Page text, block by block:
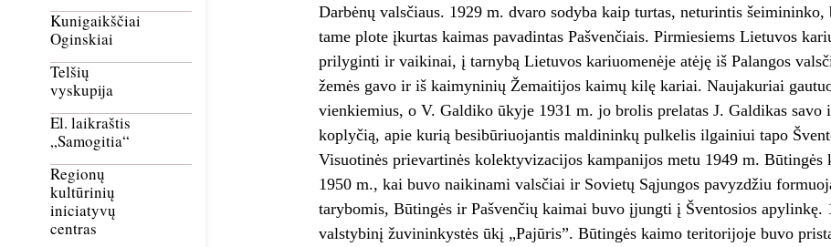
Kunigaikščiai
Oginskiai
Telšių
vyskupija
El. laikraštis
„Samogitia“
Regionų
kultūrinių
iniciatyvų
centras
Darbėnų valsčiaus. 1929 m. dvaro sodyba kaip turtas, neturintis
tame plote įkurtas kaimas pavadintas Pašvenčiais. Pirmiesiems Lietuvos
prilyginti ir vaikinai, į tarnybą Lietuvos kariuomenėje atėję iš Palangos
žemės gavo ir iš kaimyninių Žemaitijos kaimų kilę kariai. Naujakuriai
vienkiemius, o V. Galdiko ūkyje 1931 m. jo brolis prelatas J. Galdikas savo
koplyčią, apie kurią be­sibūriuojantis maldininkų pulkelis ilgainiui tapo
Visuotinės prievartinės kolektyvizacijos kampanijos metu 1949 m.
1950 m., kai buvo naikinami valsčiai ir Sovietų Sąjungos pavyzdžiu
tarybomis, Būtingės ir Paš­venčių kaimai buvo įjungti į Šventosios
valstybinį žuvininkystės ūkį „Pajūris”. Būtingės kaimo teritorijoje buvo